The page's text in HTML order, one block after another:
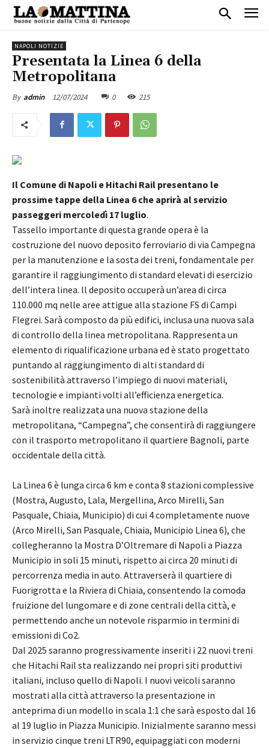
NAPOLI NOTIZIE
Presentata la Linea 6 della
Metropolitana
By admin 12/07/2024 0 215
Il Comune di Napoli e Hitachi Rail presentano le
prossime tappe della Linea 6 che aprirà al servizio
passeggeri mercoledì 17 luglio.
Tassello importante di questa grande opera è la
costruzione del nuovo deposito ferroviario di via Campegna
per la manutenzione e la sosta dei treni, fondamentale per
garantire il raggiungimento di standard elevati di esercizio
dell’intera linea. ll deposito occuperà un’area di circa
110.000 mq nelle aree attigue alla stazione FS di Campi
Flegrei. Sarà composto da più edifici, inclusa una nuova sala
di controllo della linea metropolitana. Rappresenta un
elemento di riqualificazione urbana ed è stato progettato
puntando al raggiungimento di alti standard di
sostenibilità attraverso l’impiego di nuovi materiali,
tecnologie e impianti volti all’efficienza energetica.
Sarà inoltre realizzata una nuova stazione della
metropolitana, “Campegna”, che consentirà di raggiungere
con il trasporto metropolitano il quartiere Bagnoli, parte
occidentale della città.
La Linea 6 è lunga circa 6 km e conta 8 stazioni complessive
(Mostra, Augusto, Lala, Mergellina, Arco Mirelli, San
Pasquale, Chiaia, Municipio) di cui 4 completamente nuove
(Arco Mirelli, San Pasquale, Chiaia, Municipio Linea 6), che
collegheranno la Mostra D’Oltremare di Napoli a Piazza
Municipio in soli 15 minuti, rispetto ai circa 20 minuti di
percorrenza media in auto. Attraverserà il quartiere di
Fuorigrotta e la Riviera di Chiaia, consentendo la comoda
fruizione del lungomare e di zone centrali della città, e
permettendo anche un notevole risparmio in termini di
emissioni di Co2.
Dal 2025 saranno progressivamente inseriti i 22 nuovi treni
che Hitachi Rail sta realizzando nei propri siti produttivi
italiani, incluso quello di Napoli. I nuovi veicoli saranno
mostrati alla città attraverso la presentazione in
anteprima di un modello in scala 1:1 che sarà esposto dal 16
al 19 luglio in Piazza Municipio. Inizialmente saranno messi
in servizio cinque treni LTR90, equipaggiati con moderni